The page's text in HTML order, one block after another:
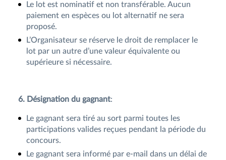
Le lot est nominatif et non transférable. Aucun
paiement en espèces ou lot alternatif ne sera
proposé.
L’Organisateur se réserve le droit de remplacer le
lot par un autre d’une valeur équivalente ou
supérieure si nécessaire.
6. Désignation du gagnant:
Le gagnant sera tiré au sort parmi toutes les
participations valides reçues pendant la période du
concours.
Le gagnant sera informé par e-mail dans un délai de